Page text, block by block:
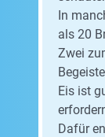
In
als 20
Zwei
Eis ist
Dafür